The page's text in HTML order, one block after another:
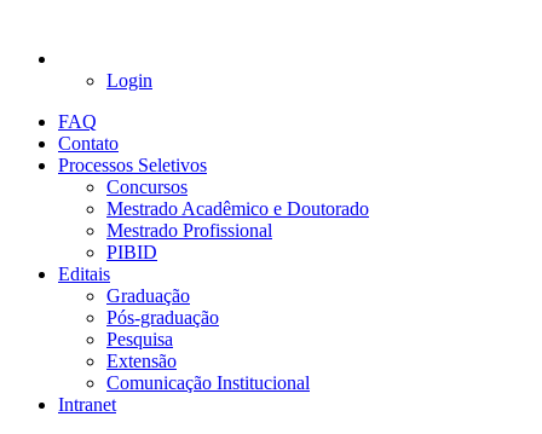
Login
FAQ
Contato
Processos Seletivos
Concursos
Mestrado Acadêmico e Doutorado
Mestrado Profissional
PIBID
Editais
Graduação
Pós-graduação
Pesquisa
Extensão
Comunicação Institucional
Intranet